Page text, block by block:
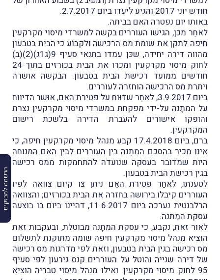
הרשמה למבזקים
חודש יוני 2017 והגיע ליעדו ביום 2.7.2017.
באותו יום נפטרה האם בביתה.
לאחַר מכן, הגישו העוררים בקשה למשרדי מיסוי מקרקעין
חיפה לתקן את שומת מס הרכישה ולקבוֹע כי הבית בטבעון
מהווה דירה יחידה, שכּן עמדו בתנאי סעיף 9(ג1ג)(2)(ב)
לחוק מיסוי מקרקעין ומכרו את הבית בכורזים בתוך 24
חודשים ממועד רכישת הבית בטבעון. הבקשה אושרה
ויתרת מס הרכישה הוחזרה לעוררים.
ביום 3.9.2017, לאחַר שדוּוח על פטירת האֵם, אוּשר הדיווח
על המתָנה על-ידי מפקחת במשרדי מיסוי מקרקעין נצרת
והופקו אישורים להעברת הדירה בלשכת רישום
המקרקעין.
ברם, ביום 17.4.2018 קבע מנהל מיסוי מקרקעין חיפה, כי
אינו מכיר בהסכם המתָנה בין העוררים לבין האֵם המנוחה
היות שמדובר בעסקה שנועדה להתחמקות ממס רכישה
בגין רכישת הבית בטבעון.
לטענתו, לאחַר פטירת האֵם ניתן צו קיום צוואה לפיו
העוררים קיבלו בירושה בחזרה את הבית בכורזים; והצוואה
הרלבנטית נערכה ביום 11.6.2017, דהיינו ביום בו בוצעה
עסקת המַתנה.
לאור זאת, נקבע, כי עסקת המתָנה מבוטלת, ובעקבות זאת
הוציא מנהל מיסוי מקרקעין חיפה שומה מתוקנת לתשלום
מס רכישה בגין הבית בטבעון, וזאת לפי מדרגות מס רכישה
של דירה שנייה והוטל על העוררים קנס גירעון לפי סעיף
95 לחוק מיסוי מקרקעין. ואילו מנהל מיסוי טבריה הוציא